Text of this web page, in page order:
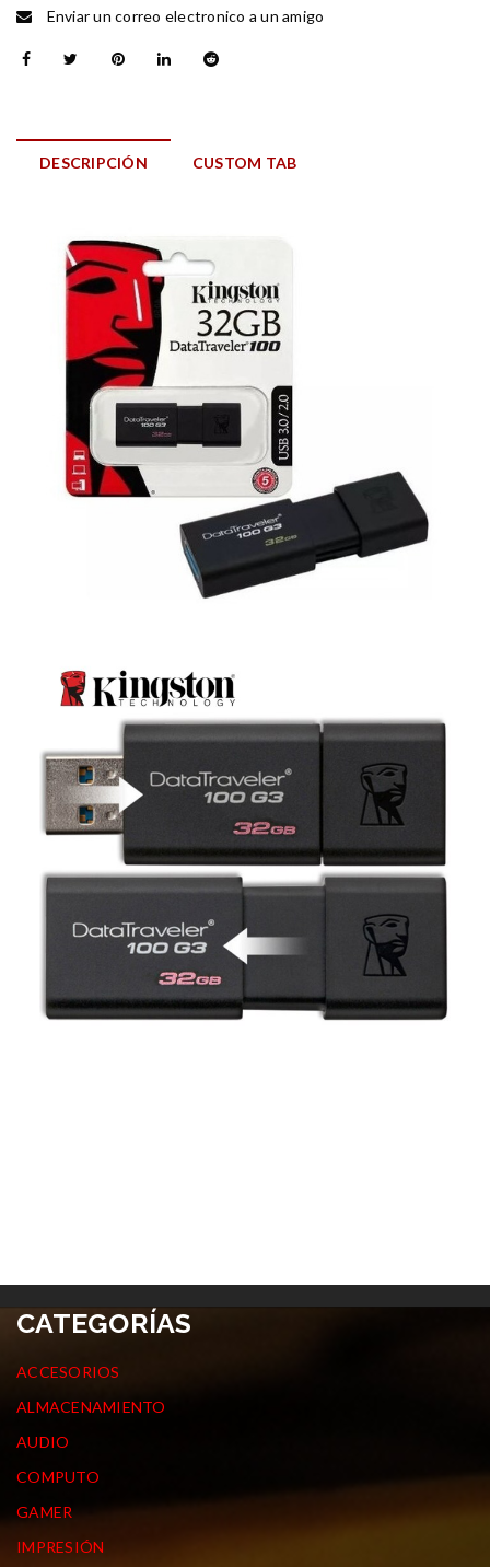
Enviar un correo electronico a un amigo
DESCRIPCIÓN CUSTOM TAB
CATEGORÍAS
ACCESORIOS
ALMACENAMIENTO
AUDIO
COMPUTO
GAMER
IMPRESIÓN